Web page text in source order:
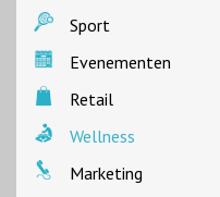
Sport
Evenementen
Retail
Wellness
Marketing